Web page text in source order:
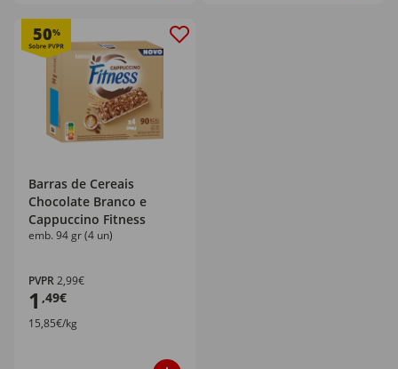
50%
Barras de Cereais
Chocolate Branco e
Cappuccino Fitness
emb. 94 gr (4 un)
PVPR2,99€
1 ,49€
15,85€/kg